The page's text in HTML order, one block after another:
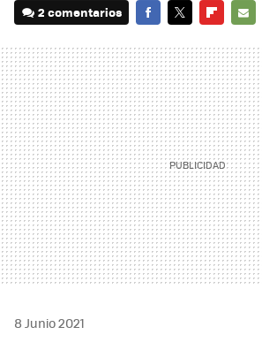
2 comentarios
MAIL
8 Junio 2021